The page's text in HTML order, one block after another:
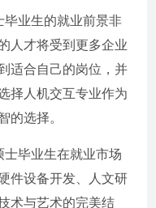
毕业生的就业前景非
人才将受到更多企业
适合自己的岗位，并
择人机交互专业作为
的选择。
毕业生在就业市场
件设备开发、人文研
术与艺术的完美结